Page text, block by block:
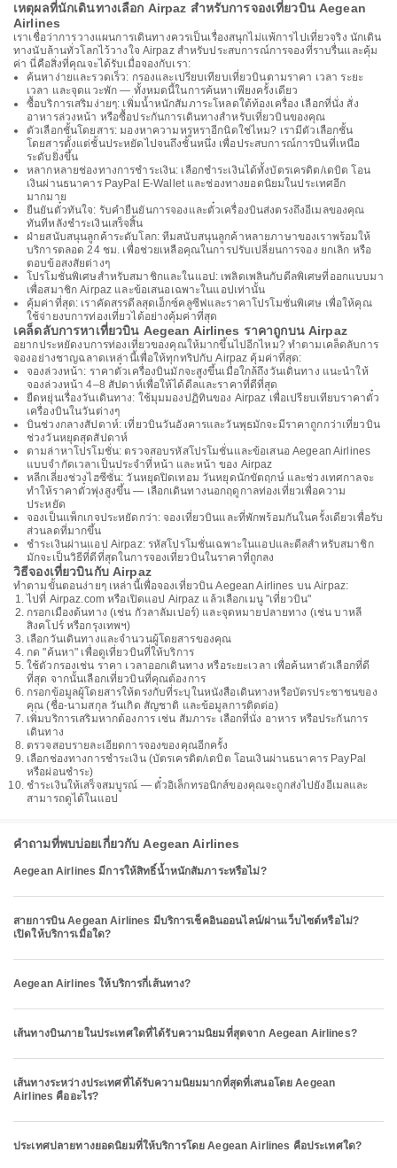
เหตุผลที่นักเดินทางเลือก Airpaz สำหรับการจองเที่ยวบิน Aegean
Airlines
เราเชื่อว่าการวางแผนการเดินทางควรเป็นเรื่องสนุกไม่แพ้การไปเที่ยวจริง นักเดิน
ทางนับล้านทั่วโลกไว้วางใจ Airpaz สำหรับประสบการณ์การจองที่ราบรื่นและคุ้ม
ค่า นี่คือสิ่งที่คุณจะได้รับเมื่อจองกับเรา:
ค้นหาง่ายและรวดเร็ว: กรองและเปรียบเทียบเที่ยวบินตามราคา เวลา ระยะ
เวลา และจุดแวะพัก — ทั้งหมดนี้ในการค้นหาเพียงครั้งเดียว
ซื้อบริการเสริมง่ายๆ: เพิ่มน้ำหนักสัมภาระโหลดใต้ท้องเครื่อง เลือกที่นั่ง สั่ง
อาหารล่วงหน้า หรือซื้อประกันการเดินทางสำหรับเที่ยวบินของคุณ
ตัวเลือกชั้นโดยสาร: มองหาความหรูหราอีกนิดใช่ไหม? เรามีตัวเลือกชั้น
โดยสารตั้งแต่ชั้นประหยัดไปจนถึงชั้นหนึ่ง เพื่อประสบการณ์การบินที่เหนือ
ระดับยิ่งขึ้น
หลากหลายช่องทางการชำระเงิน: เลือกชำระเงินได้ทั้งบัตรเครดิต/เดบิต โอน
เงินผ่านธนาคาร PayPal E-Wallet และช่องทางยอดนิยมในประเทศอีก
มากมาย
ยืนยันตั๋วทันใจ: รับคำยืนยันการจองและตั๋วเครื่องบินส่งตรงถึงอีเมลของคุณ
ทันทีหลังชำระเงินเสร็จสิ้น
ฝ่ายสนับสนุนลูกค้าระดับโลก: ทีมสนับสนุนลูกค้าหลายภาษาของเราพร้อมให้
บริการตลอด 24 ชม. เพื่อช่วยเหลือคุณในการปรับเปลี่ยนการจอง ยกเลิก หรือ
ตอบข้อสงสัยต่างๆ
โปรโมชั่นพิเศษสำหรับสมาชิกและในแอป: เพลิดเพลินกับดีลพิเศษที่ออกแบบมา
เพื่อสมาชิก Airpaz และข้อเสนอเฉพาะในแอปเท่านั้น
คุ้มค่าที่สุด: เราคัดสรรดีลสุดเอ็กซ์คลูซีฟและราคาโปรโมชั่นพิเศษ เพื่อให้คุณ
ใช้จ่ายงบการท่องเที่ยวได้อย่างคุ้มค่าที่สุด
เคล็ดลับการหาเที่ยวบิน Aegean Airlines ราคาถูกบน Airpaz
อยากประหยัดงบการท่องเที่ยวของคุณให้มากขึ้นไปอีกไหม? ทำตามเคล็ดลับการ
จองอย่างชาญฉลาดเหล่านี้เพื่อให้ทุกทริปกับ Airpaz คุ้มค่าที่สุด:
จองล่วงหน้า: ราคาตั๋วเครื่องบินมักจะสูงขึ้นเมื่อใกล้ถึงวันเดินทาง แนะนำให้
จองล่วงหน้า 4–8 สัปดาห์เพื่อให้ได้ดีลและราคาที่ดีที่สุด
ยืดหยุ่นเรื่องวันเดินทาง: ใช้มุมมองปฏิทินของ Airpaz เพื่อเปรียบเทียบราคาตั๋ว
เครื่องบินในวันต่างๆ
บินช่วงกลางสัปดาห์: เที่ยวบินวันอังคารและวันพุธมักจะมีราคาถูกกว่าเที่ยวบิน
ช่วงวันหยุดสุดสัปดาห์
ตามล่าหาโปรโมชั่น: ตรวจสอบรหัสโปรโมชั่นและข้อเสนอ Aegean Airlines
แบบจำกัดเวลาเป็นประจำที่หน้า และหน้า ของ Airpaz
หลีกเลี่ยงช่วงไฮซีซั่น: วันหยุดปิดเทอม วันหยุดนักขัตฤกษ์ และช่วงเทศกาลจะ
ทำให้ราคาตั๋วพุ่งสูงขึ้น — เลือกเดินทางนอกฤดูกาลท่องเที่ยวเพื่อความ
ประหยัด
จองเป็นแพ็กเกจประหยัดกว่า: จองเที่ยวบินและที่พักพร้อมกันในครั้งเดียวเพื่อรับ
ส่วนลดที่มากขึ้น
ชำระเงินผ่านแอป Airpaz: รหัสโปรโมชั่นเฉพาะในแอปและดีลสำหรับสมาชิก
มักจะเป็นวิธีที่ดีที่สุดในการจองเที่ยวบินในราคาที่ถูกลง
วิธีจองเที่ยวบินกับ Airpaz
ทำตามขั้นตอนง่ายๆ เหล่านี้เพื่อจองเที่ยวบิน Aegean Airlines บน Airpaz:
ไปที่ Airpaz.com หรือเปิดแอป Airpaz แล้วเลือกเมนู "เที่ยวบิน"
กรอกเมืองต้นทาง (เช่น กัวลาลัมเปอร์) และจุดหมายปลายทาง (เช่น บาหลี
สิงคโปร์ หรือกรุงเทพฯ)
เลือกวันเดินทางและจำนวนผู้โดยสารของคุณ
กด "ค้นหา" เพื่อดูเที่ยวบินที่ให้บริการ
ใช้ตัวกรองเช่น ราคา เวลาออกเดินทาง หรือระยะเวลา เพื่อค้นหาตัวเลือกที่ดี
ที่สุด จากนั้นเลือกเที่ยวบินที่คุณต้องการ
กรอกข้อมูลผู้โดยสารให้ตรงกับที่ระบุในหนังสือเดินทางหรือบัตรประชาชนของ
คุณ (ชื่อ-นามสกุล วันเกิด สัญชาติ และข้อมูลการติดต่อ)
เพิ่มบริการเสริมหากต้องการ เช่น สัมภาระ เลือกที่นั่ง อาหาร หรือประกันการ
เดินทาง
ตรวจสอบรายละเอียดการจองของคุณอีกครั้ง
เลือกช่องทางการชำระเงิน (บัตรเครดิต/เดบิต โอนเงินผ่านธนาคาร PayPal
หรือผ่อนชำระ)
ชำระเงินให้เสร็จสมบูรณ์ — ตั๋วอิเล็กทรอนิกส์ของคุณจะถูกส่งไปยังอีเมลและ
สามารถดูได้ในแอป
คำถามที่พบบ่อยเกี่ยวกับ Aegean Airlines
Aegean Airlines มีการให้สิทธิ์น้ำหนักสัมภาระหรือไม่?
สายการบิน Aegean Airlines มีบริการเช็คอินออนไลน์/ผ่านเว็บไซต์หรือไม่?
เปิดให้บริการเมื่อใด?
Aegean Airlines ให้บริการกี่เส้นทาง?
เส้นทางบินภายในประเทศใดที่ได้รับความนิยมที่สุดจาก Aegean Airlines?
เส้นทางระหว่างประเทศที่ได้รับความนิยมมากที่สุดที่เสนอโดย Aegean
Airlines คืออะไร?
ประเทศปลายทางยอดนิยมที่ให้บริการโดย Aegean Airlines คือประเทศใด?